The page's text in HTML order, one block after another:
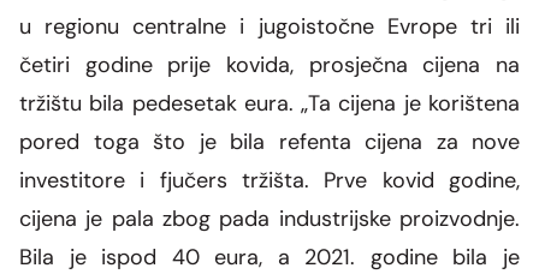
u regionu centralne i jugoistočne Evrope tri ili
četiri godine prije kovida, prosječna cijena na
tržištu bila pedesetak eura.„Ta cijena je korištena
pored toga što je bila refenta cijena za nove
investitore i fjučers tržišta. Prve kovid godine,
cijena je pala zbog pada industrijske proizvodnje.
Bila je ispod 40 eura, a 2021. godine bila je